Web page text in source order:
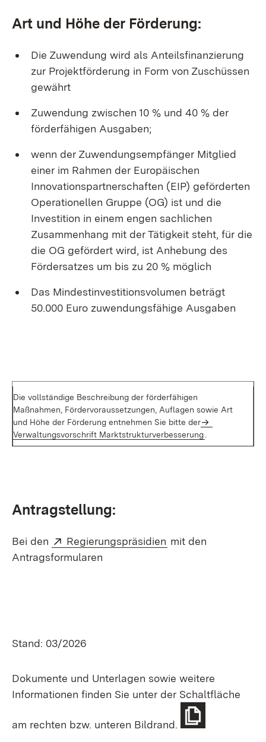
Art und Höhe der Förderung:
Die Zuwendung wird als Anteilsfinanzierung
zur Projektförderung in Form von Zuschüssen
gewährt
Zuwendung zwischen 10 % und 40 % der
förderfähigen Ausgaben;
wenn der Zuwendungsempfänger Mitglied
einer im Rahmen der Europäischen
Innovationspartnerschaften (EIP) geförderten
Operationellen Gruppe (OG) ist und die
Investition in einem engen sachlichen
Zusammenhang mit der Tätigkeit steht, für die
die OG gefördert wird, ist Anhebung des
Fördersatzes um bis zu 20 % möglich
Das Mindestinvestitionsvolumen beträgt
50.000 Euro zuwendungsfähige Ausgaben
Die vollständige Beschreibung der förderfähigen
Maßnahmen, Fördervoraussetzungen, Auflagen sowie Art
und Höhe der Förderung entnehmen Sie bitte der
Verwaltungsvorschrift Marktstrukturverbesserung
Antragstellung:
Bei den Extern:
Regierungspräsidien (Öffnet in neuem
mit den
Antragsformularen
Stand: 03/2026
Dokumente und Unterlagen sowie weitere
Informationen finden Sie unter der Schaltfläche
am rechten bzw. unteren Bildrand.